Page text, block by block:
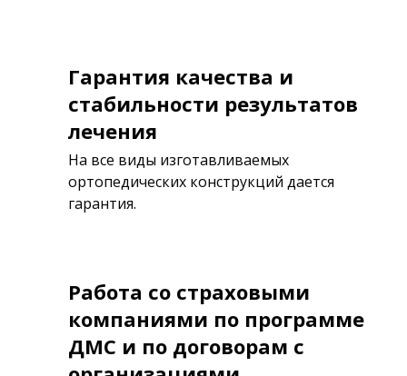
Гарантия качества и
стабильности результатов
лечения
На все виды изготавливаемых
ортопедических конструкций дается
гарантия.
Работа со страховыми
компаниями по программе
ДМС и по договорам с